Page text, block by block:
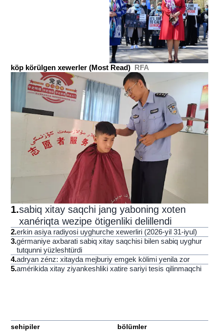
köp körülgen xewerler (Most Read) RFA
1.sabiq xitay saqchi jang yaboning xoten
xanériqta wezipe ötigenliki delillendi
2.erkin asiya radiyosi uyghurche xewerliri (2026-yil 31-iyul)
3.gérmaniye axbarati sabiq xitay saqchisi bilen sabiq uyghur
tutqunni yüzleshtürdi
4.adryan zénz: xitayda mejburiy emgek kölimi yenila zor
5.amérikida xitay ziyankeshliki xatire sariyi tesis qilinmaqchi
sehipiler bölümler